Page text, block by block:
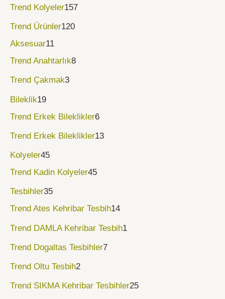
Trend Kolyeler157
Trend Ürünler120
Aksesuar11
Trend Anahtarlık8
Trend Çakmak3
Bileklik19
Trend Erkek Bileklikler6
Trend Erkek Bileklikler13
Kolyeler45
Trend Kadin Kolyeler45
Tesbihler35
Trend Ates Kehribar Tesbih14
Trend DAMLA Kehribar Tesbih1
Trend Dogaltas Tesbihler7
Trend Oltu Tesbih2
Trend SIKMA Kehribar Tesbihler25